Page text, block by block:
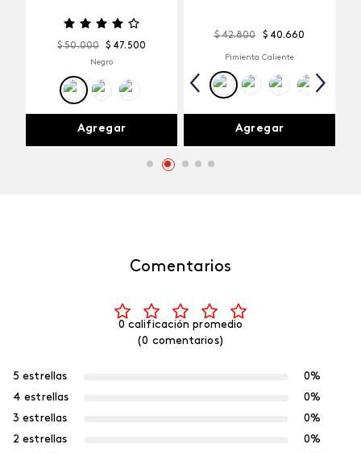
$ 50.000 $ 47. 500
Negro
Agregar
$ 42.800 $ 40.660
Pimienta Caliente
Agregar
Comentarios
0 calificación promedio
(0 comentarios)
5 estrellas
0%
4 estrellas
0%
3 estrellas
0%
2 estrellas
0%